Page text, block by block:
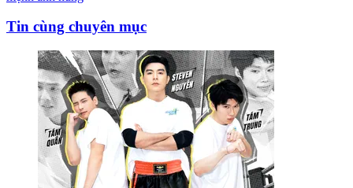
Tin cùng chuyên mục